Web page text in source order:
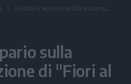
Si alza il sipario sulla nuova...
sulla
di "Fiori al